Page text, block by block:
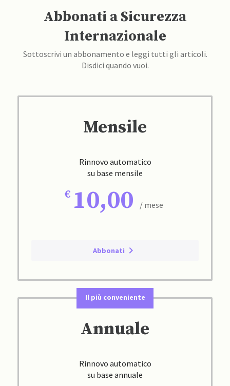
Abbonati a Sicurezza
Internazionale
Sottoscrivi un abbonamento e leggi tutti gli articoli.
Disdici quando vuoi.
Mensile
Rinnovo automatico
su base mensile
10,00 / mese
Abbonati
Il più conveniente
Annuale
Rinnovo automatico
su base annuale